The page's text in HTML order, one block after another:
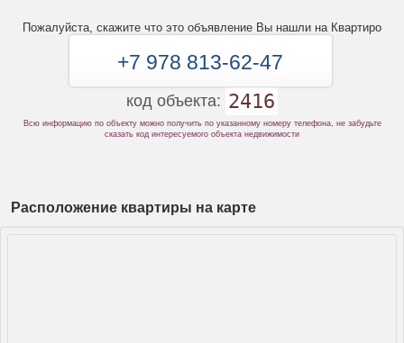
Пожалуйста, скажите что это объявление Вы нашли на Квартиро
+7 978 813-62-47
код объекта: 2416
Всю информацию по объекту можно получить по указанному номеру телефона, не забудьте
сказать код интересуемого объекта недвижимости
Расположение квартиры на карте